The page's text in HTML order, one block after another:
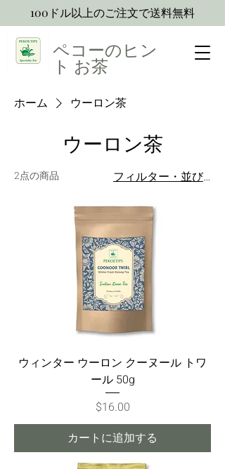
ペコーのヒン
ト お茶
100ドル以上のご注文で送料無料
ホーム ウーロン茶
ウーロン茶
2点の商品 フィルター・並び替え
ウィンター ウーロン クーヌール トワ
ール 50g
価格
$16.00
カートに追加する